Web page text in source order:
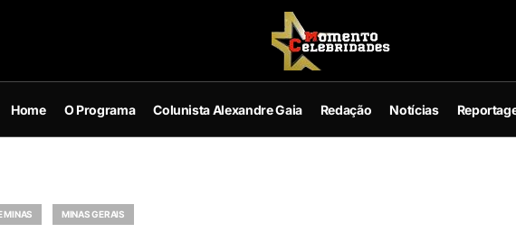
Home O Programa Colunista Alexandre Gaia Redação Notícias
MINAS MINAS GERAIS